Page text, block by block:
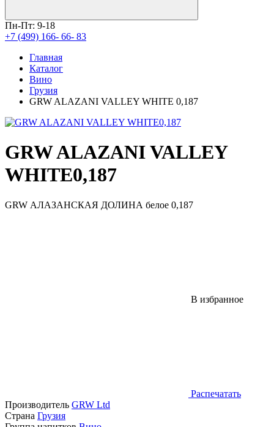
Пн-Пт: 9-18
+7 (499) 166- 66- 83
Главная
Каталог
Вино
Грузия
GRW ALAZANI VALLEY WHITE 0,187
GRW ALAZANI VALLEY
WHITE0,187
GRW АЛАЗАНСКАЯ ДОЛИНА белое 0,187
В избранное
Распечатать
Производитель GRW Ltd
Страна Грузия